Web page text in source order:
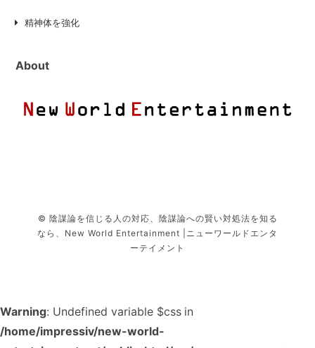
精神体を強化
About
© 陰謀論を信じる人の対応、陰謀論への賢い対処法を知る
なら、New World Entertainment |ニューワールドエンタ
ーテイメント
Warning: Undefined variable $css in
/home/impressiv/new-world-